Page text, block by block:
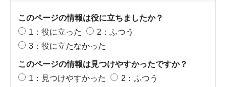
このページの情報は役に立ちましたか？
1：役に立った
2：ふつう
3：役に立たなかった
このページの情報は見つけやすかったですか？
1：見つけやすかった
2：ふつう